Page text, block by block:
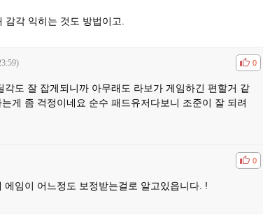
각 익히는 것도 방법이고.
비공감
0
각도 잘 잡게되니까 아무래도 라보가 게임하긴 편할거 같
게 좀 걱정이네요 순수 패드유저다보니 조준이 잘 되려
비공감
0
에임이 어느정도 보정받는걸로 알고있읍니다. !